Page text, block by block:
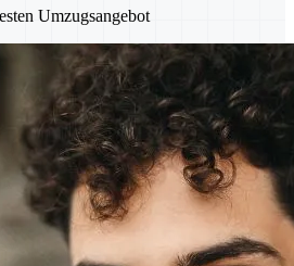
Umzugsangebot